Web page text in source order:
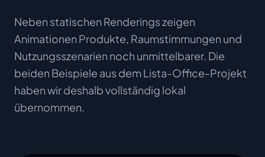
Neben statischen Renderings zeigen
Animationen Produkte, Raumstimmungen und
Nutzungsszenarien noch unmittelbarer. Die
beiden Beispiele aus dem Lista-Office-Projekt
haben wir deshalb vollständig lokal
übernommen.